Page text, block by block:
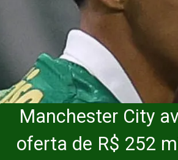
Manchester City
oferta de R$ 252